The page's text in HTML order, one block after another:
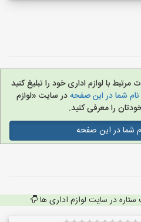
با لوازم اداری خود را تبلیغ کنید
شما در این صفحهدر سایت «لوازم
را معرفی کنید.
شما در این صفحه
در سایت لوازم اداری ها